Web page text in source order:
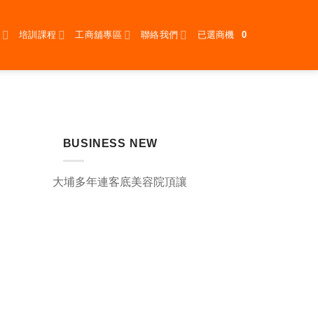
培訓課程 工商舖專區 聯絡我們 已選商機 0
BUSINESS NEW
大埔多年連客底美容院頂讓